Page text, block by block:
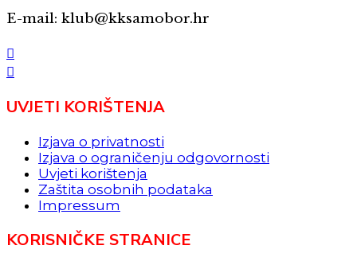
E-mail: klub@kksamobor.hr
UVJETI KORIŠTENJA
Izjava o privatnosti
Izjava o ograničenju odgovornosti
Uvjeti korištenja
Zaštita osobnih podataka
Impressum
KORISNIČKE STRANICE